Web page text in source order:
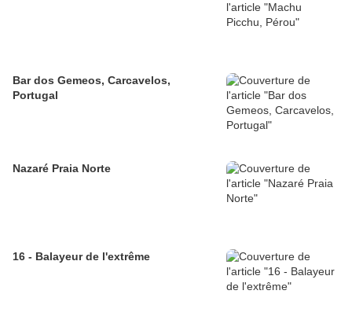
Bar dos Gemeos, Carcavelos,
Portugal
Nazaré Praia Norte
16 - Balayeur de l'extrême